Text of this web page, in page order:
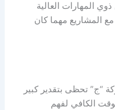
المهارات العالية
مع المشاريع مهما كان
“ج” تحظى بتقدير كبير
الكافي لفهم